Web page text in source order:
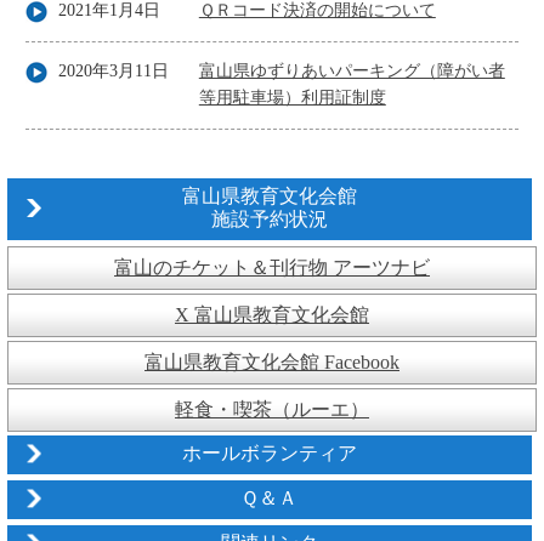
2021年1月4日 ＱＲコード決済の開始について
2020年3月11日
富山県ゆずりあいパーキング（障がい者
等用駐車場）利用証制度
富山県教育文化会館
施設予約状況
富山のチケット＆刊行物 アーツナビ
X 富山県教育文化会館
富山県教育文化会館 Facebook
軽食・喫茶（ルーエ）
ホールボランティア
Ｑ＆Ａ